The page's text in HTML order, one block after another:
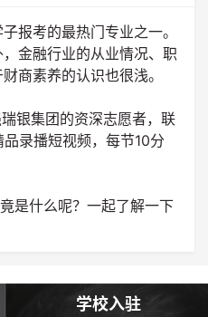
报考的最热门专业之一。
金融行业的从业情况、职
商素养的认识也很浅。
银集团的资深志愿者，联
录播短视频，每节10分
是什么呢？一起了解一下
学校入驻